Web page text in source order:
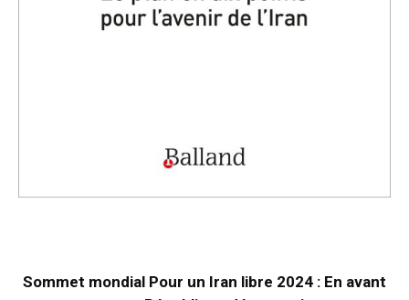
Sommet mondial Pour un Iran libre 2024 : En avant